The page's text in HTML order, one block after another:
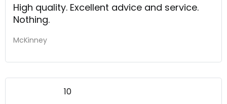
High quality. Excellent advice and service.
Nothing.
McKinney
10